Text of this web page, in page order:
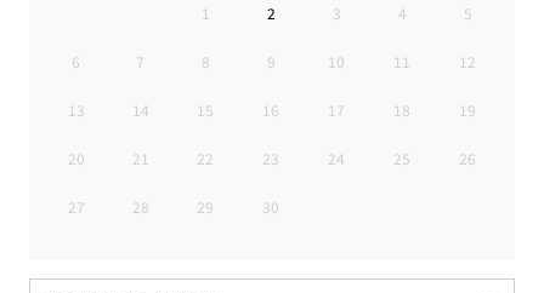
1
2 3 4 5
6 7 8 9 10 11 12
13 14 15 16 17 18 19
20 21 22 23 24 25 26
27 28 29 30